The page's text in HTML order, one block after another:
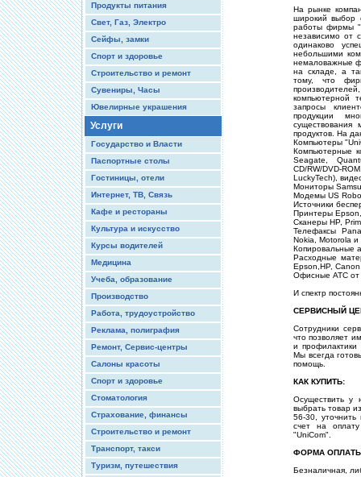
Продукты питания
Свет, Газ, Электро
Сейфы, замки
Спорт и здоровье
Строительство и ремонт
Сувениры, Часы
Ювелирные украшения
Услуги
Государство и Власти
Паспортные столы
Гостиницы, отели
Интернет, ТВ, Связь
Кафе и рестораны
Культура и искусство
Курсы водителей
Медицина
Учеба, образование
Производство
Работа, трудоустройство
Реклама, полиграфия
Ремонт, Сервис-центры
Салоны красоты
Спорт и здоровье
Стоматология
Страхование, финансы
Строительство и ремонт
Транспорт, такси
Туризм, путешествия
На рынке
широкий выбор
работы фирмы
независимо от
одинаково
небольшими
немаловажные
на складе, а
тому, что
компьютерной
запросы
продукции
существования
продуктов. На
Компьютеры
Компьютерные
Seagate,
CD/RW/DVD-
LuckyTech),
Мониторы
Модемы US
Источники
Принтеры
Сканеры HP,
Телефаксы
Nokia, Motorola и
Копировальные
Расходные
Epson,HP,
Офисные АТС от
И спектр
СЕРВИСНЫЙ
Сотрудники
что позволяет
и профилактики
Мы всегда
помощь.
КАК КУПИТЬ:
Осуществить у
выбрать товар
56-30,
счет на оплату
"UniCom".
ФОРМА
Безналичная,